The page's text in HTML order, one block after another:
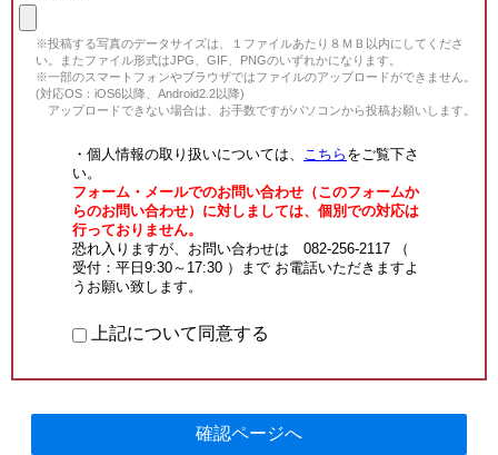
※投稿する写真のデータサイズは、１ファイルあたり８ＭＢ以内にしてくださ
い。またファイル形式はJPG、GIF、PNGのいずれかになります。
※一部のスマートフォンやブラウザではファイルのアップロードができません。
(対応OS：iOS6以降、Android2.2以降)
アップロードできない場合は、お手数ですがパソコンから投稿お願いします。
・個人情報の取り扱いについては、 こちら をご覧下さ
い。
フォーム・メールでのお問い合わせ（このフォームか
らのお問い合わせ）に対しましては、個別での対応は
行っておりません。
恐れ入りますが、お問い合わせは 082-256-2117 （
受付：平日9:30～17:30 ）まで お電話いただきますよ
うお願い致します。
上記について同意する
確認ページへ